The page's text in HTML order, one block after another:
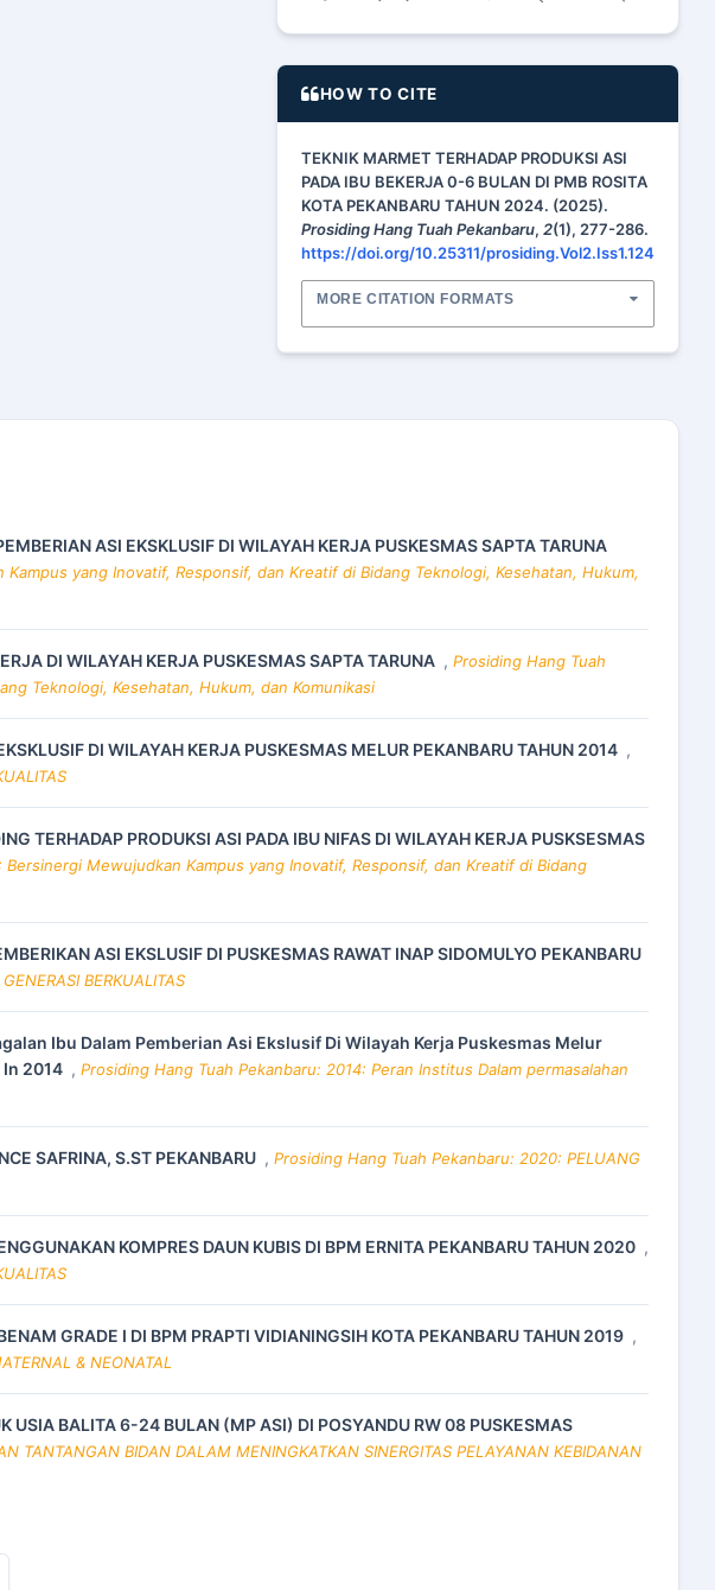
HOW TO CITE
TEKNIK MARMET TERHADAP PRODUKSI ASI
PADA IBU BEKERJA 0-6 BULAN DI PMB ROSITA
KOTA PEKANBARU TAHUN 2024. (2025).
Prosiding Hang Tuah Pekanbaru, 2(1), 277-286.
https://doi.org/10.25311/prosiding.Vol2.Iss1.124
MORE CITATION FORMATS
ASI EKSKLUSIF DI WILAYAH KERJA PUSKESMAS SAPTA TARUNA
yang Inovatif, Responsif, dan Kreatif di Bidang Teknologi, Kesehatan, Hukum,
DI WILAYAH KERJA PUSKESMAS SAPTA TARUNA , Prosiding Hang Tuah
Teknologi, Kesehatan, Hukum, dan Komunikasi
DI WILAYAH KERJA PUSKESMAS MELUR PEKANBARU TAHUN 2014 ,
TERHADAP PRODUKSI ASI PADA IBU NIFAS DI WILAYAH KERJA PUSKSESMAS
Mewujudkan Kampus yang Inovatif, Responsif, dan Kreatif di Bidang
ASI EKSLUSIF DI PUSKESMAS RAWAT INAP SIDOMULYO PEKANBARU
BERKUALITAS
Ibu Dalam Pemberian Asi Ekslusif Di Wilayah Kerja Puskesmas Melur
2014 , Prosiding Hang Tuah Pekanbaru: 2014: Peran Institus Dalam permasalahan
SAFRINA, S.ST PEKANBARU , Prosiding Hang Tuah Pekanbaru: 2020: PELUANG
KOMPRES DAUN KUBIS DI BPM ERNITA PEKANBARU TAHUN 2020 ,
GRADE I DI BPM PRAPTI VIDIANINGSIH KOTA PEKANBARU TAHUN 2019 ,
& NEONATAL
USIA BALITA 6-24 BULAN (MP ASI) DI POSYANDU RW 08 PUSKESMAS
BIDAN DALAM MENINGKATKAN SINERGITAS PELAYANAN KEBIDANAN